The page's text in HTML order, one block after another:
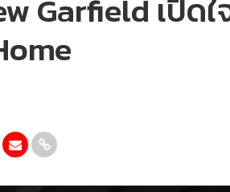
Garfield เปิด